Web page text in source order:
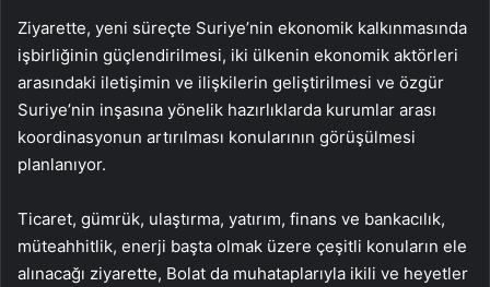
Ziyarette, yeni süreçte Suriye’nin ekonomik kalkınmasında
işbirliğinin güçlendirilmesi, iki ülkenin ekonomik aktörleri
arasındaki iletişimin ve ilişkilerin geliştirilmesi ve özgür
Suriye’nin inşasına yönelik hazırlıklarda kurumlar arası
koordinasyonun artırılması konularının görüşülmesi
planlanıyor.
Ticaret, gümrük, ulaştırma, yatırım, finans ve bankacılık,
müteahhitlik, enerji başta olmak üzere çeşitli konuların ele
alınacağı ziyarette, Bolat da muhataplarıyla ikili ve heyetler